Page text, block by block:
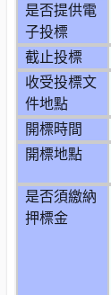
是否提供電
子投標
截止投標
收受投標文
件地點
開標時間
開標地點
是否須繳納
押標金